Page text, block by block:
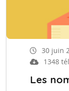
30 juin
1348
Les